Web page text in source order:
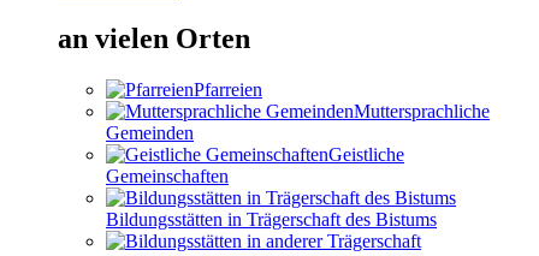
an vielen Orten
Pfarreien
Muttersprachliche
Gemeinden
Geistliche
Gemeinschaften
Bildungsstätten in Trägerschaft des Bistums